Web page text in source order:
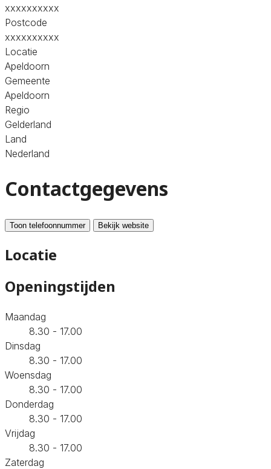
xxxxxxxxxx
Postcode
xxxxxxxxxx
Locatie
Apeldoorn
Gemeente
Apeldoorn
Regio
Gelderland
Land
Nederland
Contactgegevens
Toon telefoonnummer Bekijk website
Locatie
Openingstijden
Maandag
8.30 - 17.00
Dinsdag
8.30 - 17.00
Woensdag
8.30 - 17.00
Donderdag
8.30 - 17.00
Vrijdag
8.30 - 17.00
Zaterdag